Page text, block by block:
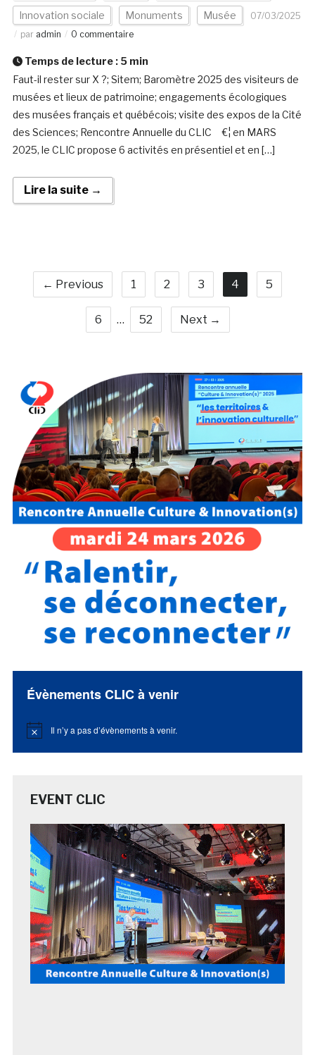
Innovation sociale Monuments Musée
07/03/2025
par admin 0 commentaire
Temps de lecture : 5 min
Faut-il rester sur X ?; Sitem; Baromètre 2025 des visiteurs de
musées et lieux de patrimoine; engagements écologiques
des musées français et québécois; visite des expos de la Cité
des Sciences; Rencontre Annuelle du CLIC €¦ en MARS
2025, le CLIC propose 6 activités en présentiel et en […]
Lire la suite →
← Previous 1 2 3 4 5
6 … 52 Next →
Évènements CLIC à venir
Notice Il n’y a pas d’évènements à venir.
EVENT CLIC